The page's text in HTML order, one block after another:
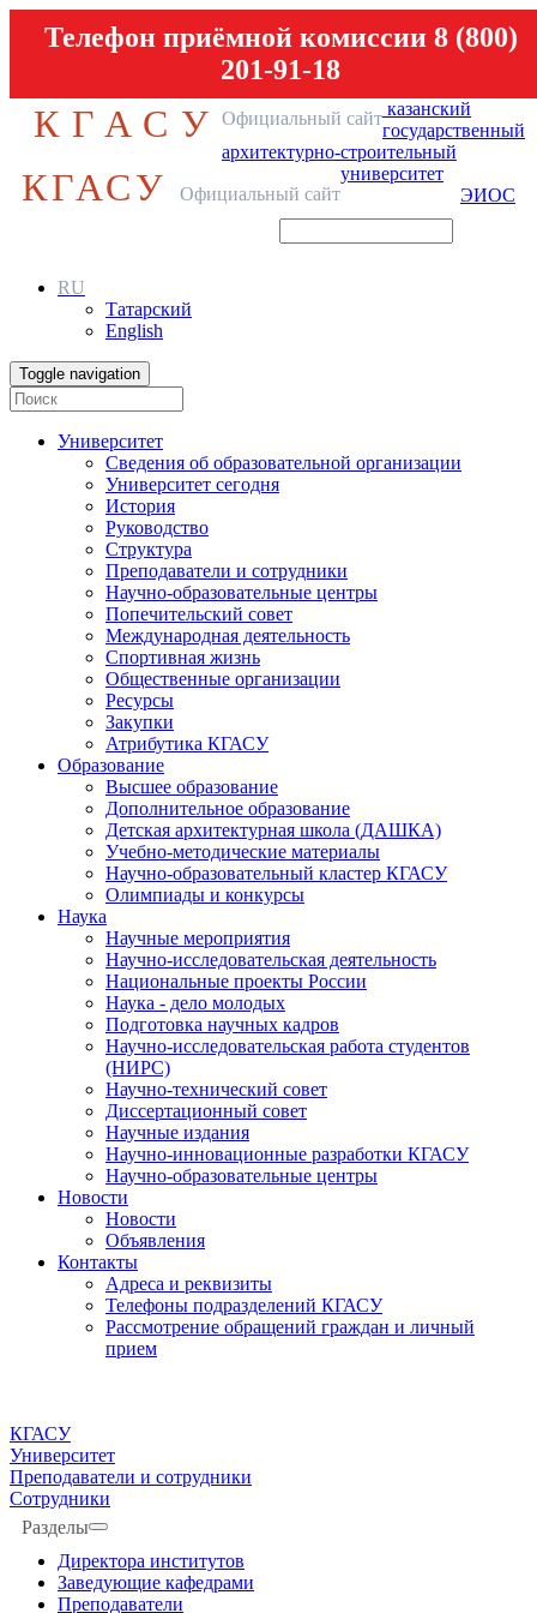
Телефон приёмной комиссии 8 (800)
201-91-18
КГАСУ Официальный сайт казанский
государственный
архитектурно-строительный
университет
КГАСУ Официальный сайт ЭИОС
RU
Татарский
English
Toggle navigation
Университет
Сведения об образовательной организации
Университет сегодня
История
Руководство
Структура
Преподаватели и сотрудники
Научно-образовательные центры
Попечительский совет
Международная деятельность
Спортивная жизнь
Общественные организации
Ресурсы
Закупки
Атрибутика КГАСУ
Образование
Высшее образование
Дополнительное образование
Детская архитектурная школа (ДАШКА)
Учебно-методические материалы
Научно-образовательный кластер КГАСУ
Олимпиады и конкурсы
Наука
Научные мероприятия
Научно-исследовательская деятельность
Национальные проекты России
Наука - дело молодых
Подготовка научных кадров
Научно-исследовательская работа студентов
(НИРС)
Научно-технический совет
Диссертационный совет
Научные издания
Научно-инновационные разработки КГАСУ
Научно-образовательные центры
Новости
Новости
Объявления
Контакты
Адреса и реквизиты
Телефоны подразделений КГАСУ
Рассмотрение обращений граждан и личный
прием
КГАСУ
Университет
Преподаватели и сотрудники
Сотрудники
Разделы
Директора институтов
Заведующие кафедрами
Преподаватели